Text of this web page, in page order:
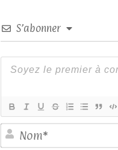
S’abonner